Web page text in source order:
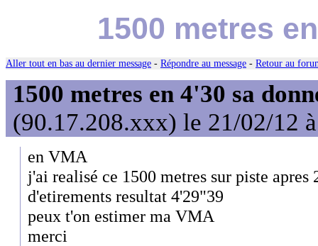
1500 metres
Aller tout en bas au dernier message - Répondre au message - Retour au
1500 metres en 4'30 sa
(90.17.208.xxx) le 21/02/12
en VMA
j'ai realisé ce 1500 metres sur piste
d'etirements resultat 4'29"39
peux t'on estimer ma VMA
merci